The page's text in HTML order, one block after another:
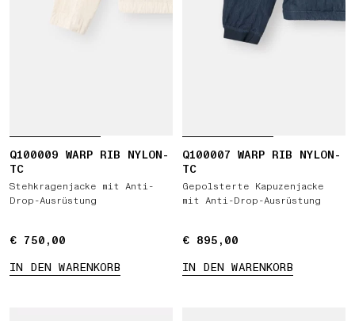
Q100009 WARP RIB NYLON-
TC
Stehkragenjacke mit Anti-
Drop-Ausrüstung
€ 750,00
€ 750,00
IN DEN WARENKORB
Q100007 WARP RIB NYLON-
TC
Gepolsterte Kapuzenjacke
mit Anti-Drop-Ausrüstung
€ 895,00
€ 895,00
IN DEN WARENKORB